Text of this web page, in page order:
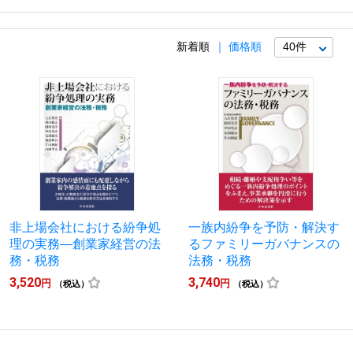
新着順 価格順
非上場会社における紛争処
理の実務―創業家経営の法
務・税務
3,520円 （税込）
一族内紛争を予防・解決す
るファミリーガバナンスの
法務・税務
3,740円 （税込）